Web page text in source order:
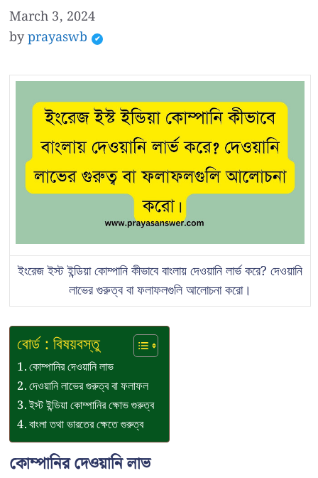
March 3, 2024
byprayaswb
ইংরেজ ইস্ট ইন্ডিয়া কোম্পানি কীভাবে বাংলায় দেওয়ানি লার্ভ করে? দেওয়ানি
লাভের গুরুত্ব বা ফলাফলগুলি আলোচনা করো।
বোর্ড : বিষয়বস্তু
কোম্পানির দেওয়ানি লাভ
দেওয়ানি লাভের গুরুত্ব বা ফলাফল
ইস্ট ইন্ডিয়া কোম্পানির ক্ষোভ গুরুত্ব
বাংলা তথা ভারতের ক্ষেতে গুরুত্ব
কোম্পানির দেওয়ানি লাভ